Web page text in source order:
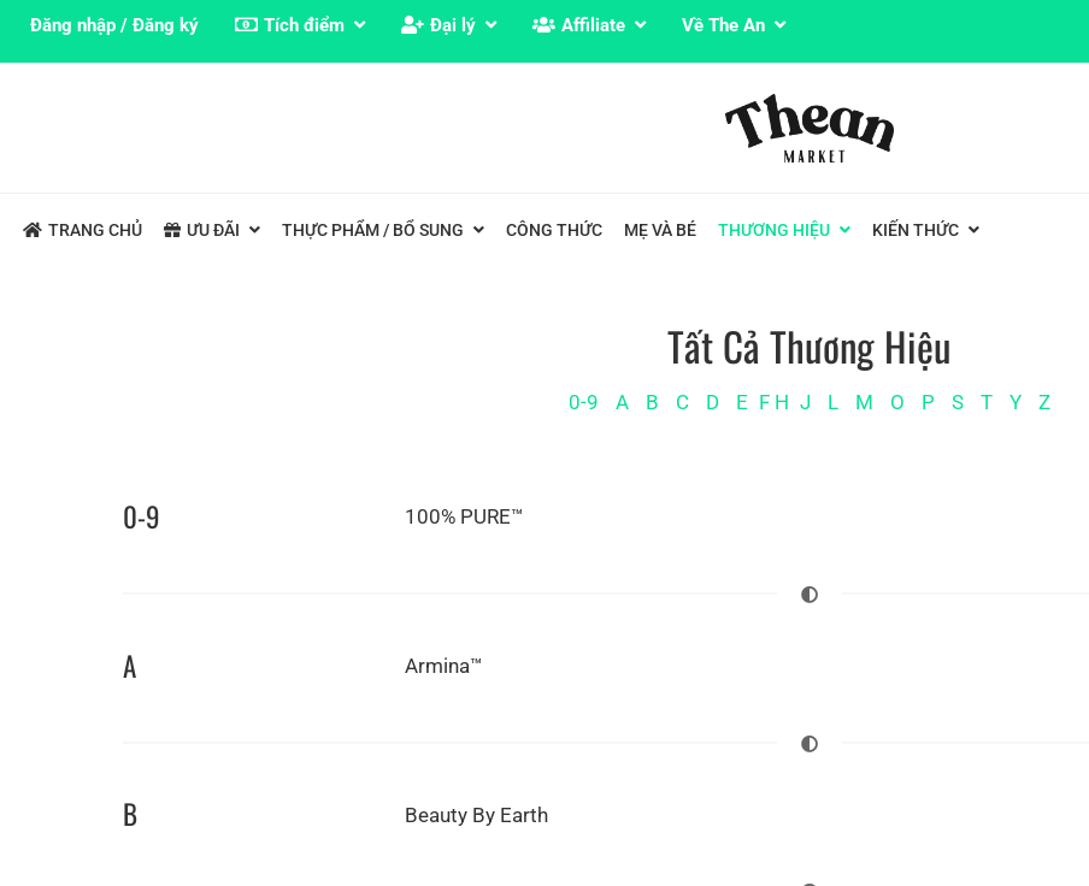
Đăng nhập / Đăng ký Tích điểm Đại lý Affiliate Về The An
TRANG CHỦ ƯU ĐÃI THỰC PHẨM / BỔ SUNG CÔNG THỨC MẸ VÀ BÉ THƯƠNG HIỆU KIẾN THỨC
Tất Cả Thương Hiệu
0-9 A B C D E F H J L M O P S T Y Z
0-9 100% PURE™
A Armina™
B Beauty By Earth